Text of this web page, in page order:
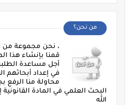
من نحن؟
، نحن مجموعة من
قمنا بإنشاء هذا
أجل مساعدة الطلبة
في إعداد أبحاثهم
محاولة منا الرفع
البحث العلمي في المادة
الله